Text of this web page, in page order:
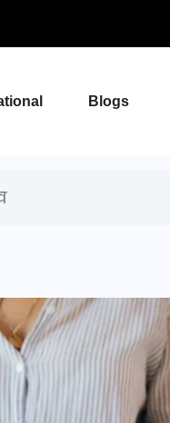
Blogs